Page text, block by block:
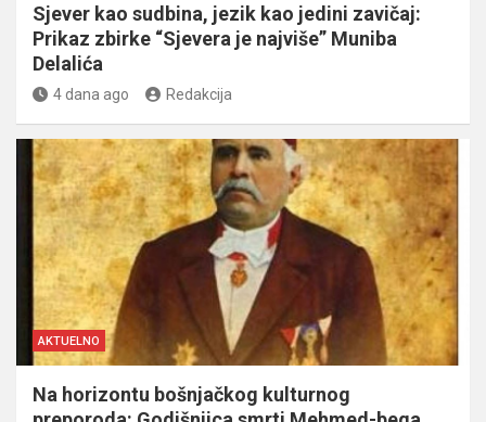
Sjever kao sudbina, jezik kao jedini zavičaj:
Prikaz zbirke “Sjevera je najviše” Muniba
Delalića
4 dana ago Redakcija
AKTUELNO
Na horizontu bošnjačkog kulturnog